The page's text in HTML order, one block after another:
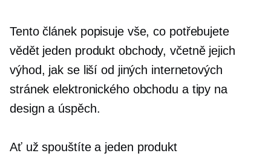
Tento článek popisuje vše, co potřebujete
vědět jeden produkt obchody, včetně jejich
výhod, jak se liší od jiných internetových
stránek elektronického obchodu a tipy na
design a úspěch.
Ať už spouštíte a jeden produkt